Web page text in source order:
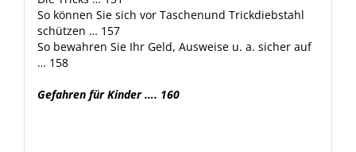
So können Sie sich vor Taschenund Trickdiebstahl
schützen … 157
So bewahren Sie Ihr Geld, Ausweise u. a. sicher auf
… 158
Gefahren für Kinder …. 160